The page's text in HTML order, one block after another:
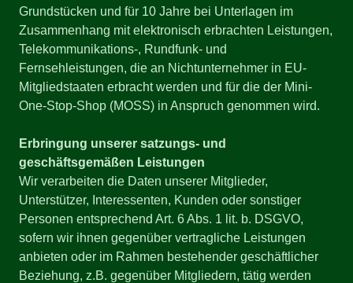
Grundstücken und für 10 Jahre bei Unterlagen im
Zusammenhang mit elektronisch erbrachten Leistungen,
Telekommunikations-, Rundfunk- und
Fernsehleistungen, die an Nichtunternehmer in EU-
Mitgliedstaaten erbracht werden und für die der Mini-
One-Stop-Shop (MOSS) in Anspruch genommen wird.
Erbringung unserer satzungs- und
geschäftsgemäßen Leistungen
Wir verarbeiten die Daten unserer Mitglieder,
Unterstützer, Interessenten, Kunden oder sonstiger
Personen entsprechend Art. 6 Abs. 1 lit. b. DSGVO,
sofern wir ihnen gegenüber vertragliche Leistungen
anbieten oder im Rahmen bestehender geschäftlicher
Beziehung, z.B. gegenüber Mitgliedern, tätig werden